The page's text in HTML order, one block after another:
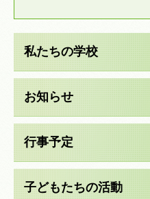
私たちの学校
お知らせ
行事予定
子どもたちの活動